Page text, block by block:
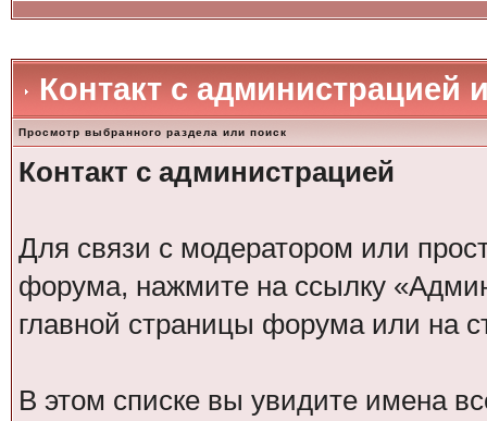
Контакт с администрацией
Просмотр выбранного раздела или поиск
Контакт с администрацией
Для связи с модератором или
форума, нажмите на ссылку
главной страницы форума или на
В этом списке вы увидите имена